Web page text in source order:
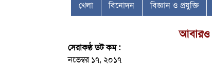
খেলা বিনোদন বিজ্ঞান ও প্রযুক্তি
আবারও
সেরাকণ্ঠ ডট কম :
নভেম্বর ১৭, ২০১৭